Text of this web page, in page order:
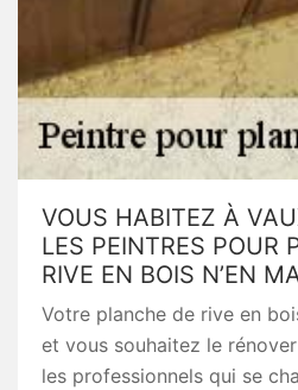
VOUS HABITEZ À
LES PEINTRES POUR
RIVE EN BOIS N’EN
Votre planche de rive en
et vous souhaitez le
les professionnels qui se